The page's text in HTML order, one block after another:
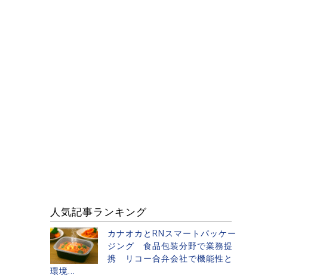
人気記事ランキング
カナオカとRNスマートパッケー
ジング 食品包装分野で業務提
携 リコー合弁会社で機能性と
環境...